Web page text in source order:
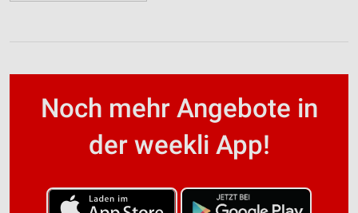
Noch mehr Angebote in
der weekli App!